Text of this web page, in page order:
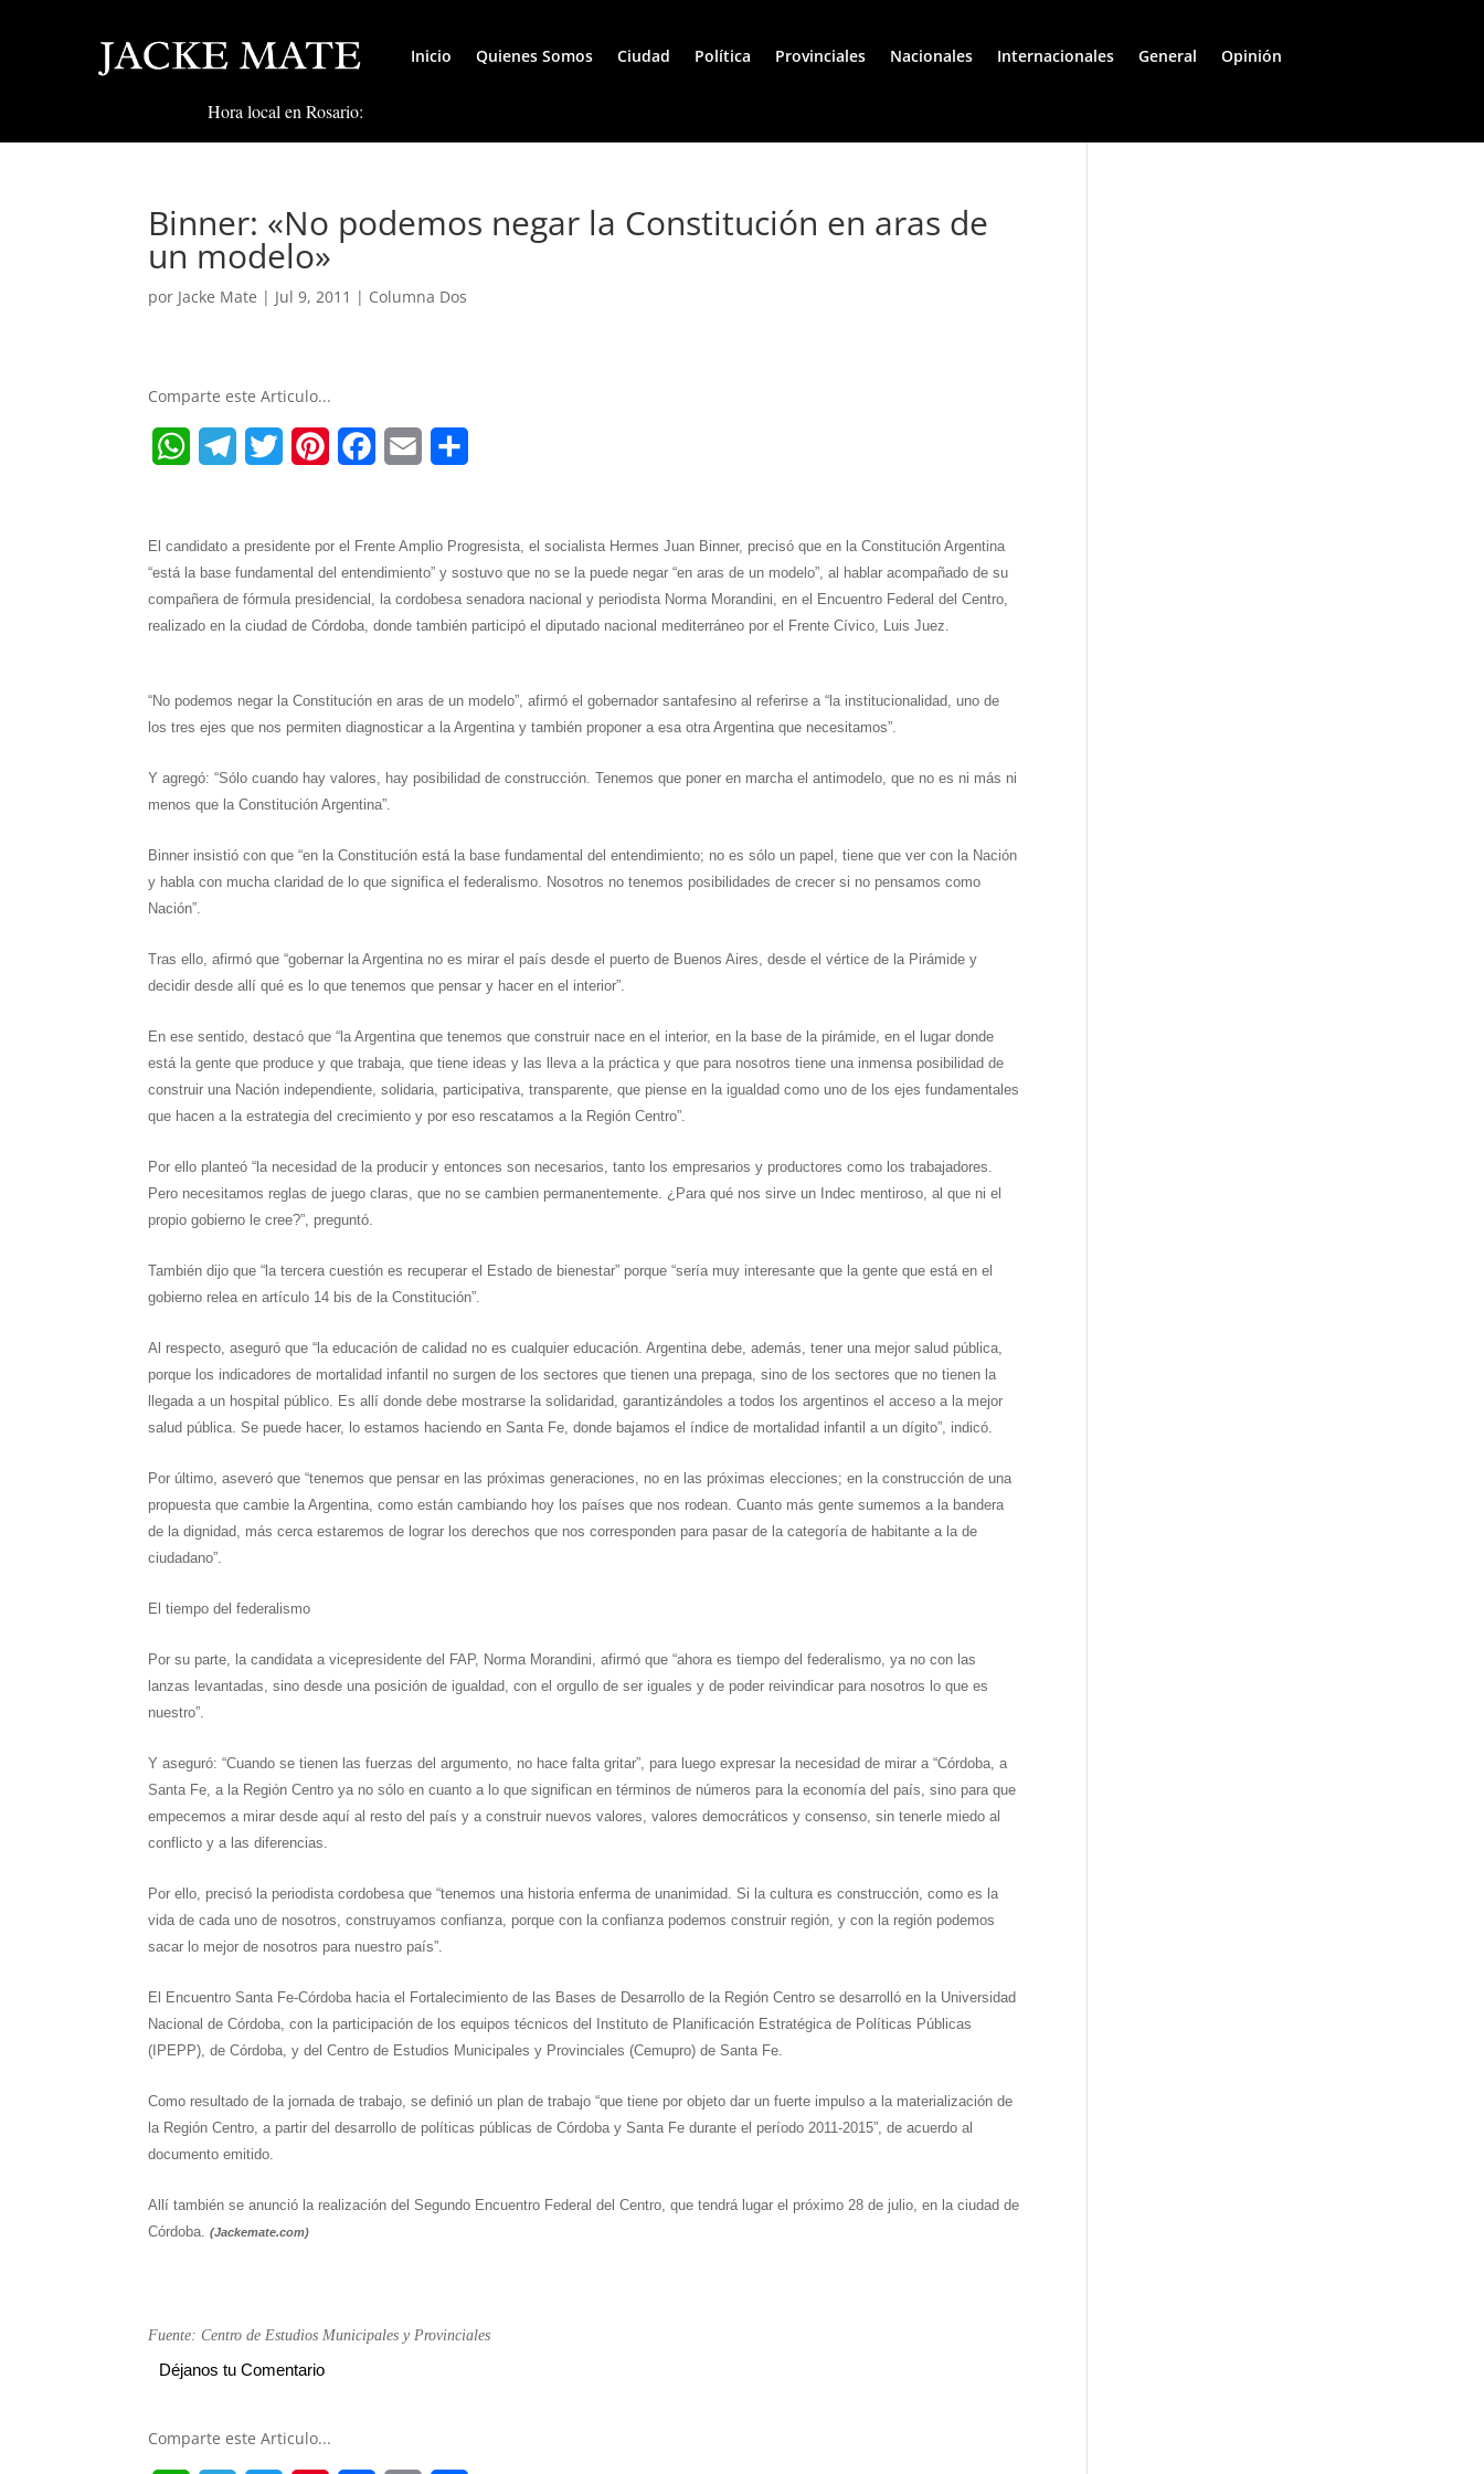
Inicio Quienes Somos Ciudad Política Provinciales Nacionales Internacionales General Opinión
Hora local en Rosario:
Binner: «No podemos negar la Constitución en aras de
un modelo»
por Jacke Mate | Jul 9, 2011 | Columna Dos
Comparte este Articulo...
a
t
s
p
l
e
g
a
i
t
t
r
n
t
e
e
t
c
e
b
o
a
i
l
a
r
e
El candidato a presidente por el Frente Amplio Progresista, el socialista Hermes Juan Binner, precisó que en la Constitución Argentina
“está la base fundamental del entendimiento” y sostuvo que no se la puede negar “en aras de un modelo”, al hablar acompañado de su
compañera de fórmula presidencial, la cordobesa senadora nacional y periodista Norma Morandini, en el Encuentro Federal del Centro,
realizado en la ciudad de Córdoba, donde también participó el diputado nacional mediterráneo por el Frente Cívico, Luis Juez.
“No podemos negar la Constitución en aras de un modelo”, afirmó el gobernador santafesino al referirse a “la institucionalidad, uno de
los tres ejes que nos permiten diagnosticar a la Argentina y también proponer a esa otra Argentina que necesitamos”.
Y agregó: “Sólo cuando hay valores, hay posibilidad de construcción. Tenemos que poner en marcha el antimodelo, que no es ni más ni
menos que la Constitución Argentina”.
Binner insistió con que “en la Constitución está la base fundamental del entendimiento; no es sólo un papel, tiene que ver con la Nación
y habla con mucha claridad de lo que significa el federalismo. Nosotros no tenemos posibilidades de crecer si no pensamos como
Nación”.
Tras ello, afirmó que “gobernar la Argentina no es mirar el país desde el puerto de Buenos Aires, desde el vértice de la Pirámide y
decidir desde allí qué es lo que tenemos que pensar y hacer en el interior”.
En ese sentido, destacó que “la Argentina que tenemos que construir nace en el interior, en la base de la pirámide, en el lugar donde
está la gente que produce y que trabaja, que tiene ideas y las lleva a la práctica y que para nosotros tiene una inmensa posibilidad de
construir una Nación independiente, solidaria, participativa, transparente, que piense en la igualdad como uno de los ejes fundamentales
que hacen a la estrategia del crecimiento y por eso rescatamos a la Región Centro”.
Por ello planteó “la necesidad de la producir y entonces son necesarios, tanto los empresarios y productores como los trabajadores.
Pero necesitamos reglas de juego claras, que no se cambien permanentemente. ¿Para qué nos sirve un Indec mentiroso, al que ni el
propio gobierno le cree?”, preguntó.
También dijo que “la tercera cuestión es recuperar el Estado de bienestar” porque “sería muy interesante que la gente que está en el
gobierno relea en artículo 14 bis de la Constitución”.
Al respecto, aseguró que “la educación de calidad no es cualquier educación. Argentina debe, además, tener una mejor salud pública,
porque los indicadores de mortalidad infantil no surgen de los sectores que tienen una prepaga, sino de los sectores que no tienen la
llegada a un hospital público. Es allí donde debe mostrarse la solidaridad, garantizándoles a todos los argentinos el acceso a la mejor
salud pública. Se puede hacer, lo estamos haciendo en Santa Fe, donde bajamos el índice de mortalidad infantil a un dígito”, indicó.
Por último, aseveró que “tenemos que pensar en las próximas generaciones, no en las próximas elecciones; en la construcción de una
propuesta que cambie la Argentina, como están cambiando hoy los países que nos rodean. Cuanto más gente sumemos a la bandera
de la dignidad, más cerca estaremos de lograr los derechos que nos corresponden para pasar de la categoría de habitante a la de
ciudadano”.
El tiempo del federalismo
Por su parte, la candidata a vicepresidente del FAP, Norma Morandini, afirmó que “ahora es tiempo del federalismo, ya no con las
lanzas levantadas, sino desde una posición de igualdad, con el orgullo de ser iguales y de poder reivindicar para nosotros lo que es
nuestro”.
Y aseguró: “Cuando se tienen las fuerzas del argumento, no hace falta gritar”, para luego expresar la necesidad de mirar a “Córdoba, a
Santa Fe, a la Región Centro ya no sólo en cuanto a lo que significan en términos de números para la economía del país, sino para que
empecemos a mirar desde aquí al resto del país y a construir nuevos valores, valores democráticos y consenso, sin tenerle miedo al
conflicto y a las diferencias.
Por ello, precisó la periodista cordobesa que “tenemos una historia enferma de unanimidad. Si la cultura es construcción, como es la
vida de cada uno de nosotros, construyamos confianza, porque con la confianza podemos construir región, y con la región podemos
sacar lo mejor de nosotros para nuestro país”.
El Encuentro Santa Fe-Córdoba hacia el Fortalecimiento de las Bases de Desarrollo de la Región Centro se desarrolló en la Universidad
Nacional de Córdoba, con la participación de los equipos técnicos del Instituto de Planificación Estratégica de Políticas Públicas
(IPEPP), de Córdoba, y del Centro de Estudios Municipales y Provinciales (Cemupro) de Santa Fe.
Como resultado de la jornada de trabajo, se definió un plan de trabajo “que tiene por objeto dar un fuerte impulso a la materialización de
la Región Centro, a partir del desarrollo de políticas públicas de Córdoba y Santa Fe durante el período 2011-2015”, de acuerdo al
documento emitido.
Allí también se anunció la realización del Segundo Encuentro Federal del Centro, que tendrá lugar el próximo 28 de julio, en la ciudad de
Córdoba.(Jackemate.com)
Fuente: Centro de Estudios Municipales y Provinciales
Déjanos tu Comentario
Comparte este Articulo...